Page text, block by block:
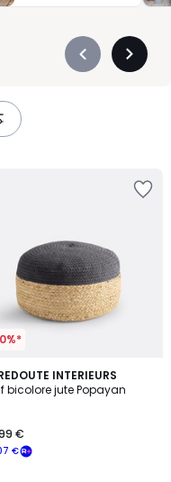
Précédent
INTERIEURS
bicolore jute Popayan
€
€